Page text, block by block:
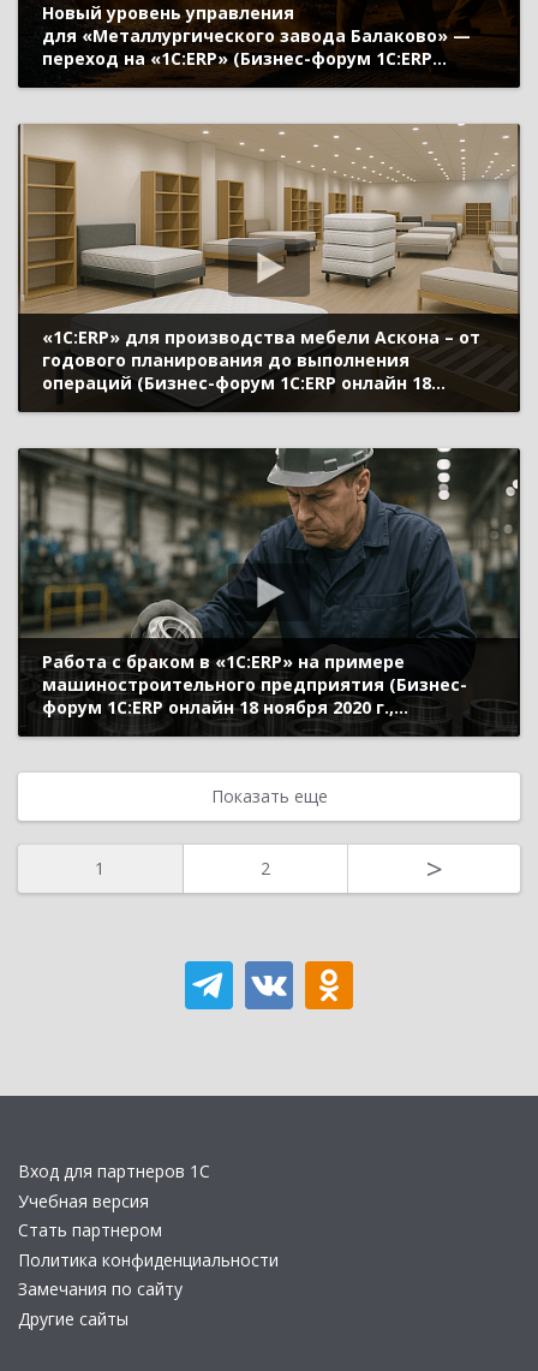
Новый уровень управления
для «Металлургического завода Балаково» —
переход на «1С:ERP» (Бизнес-форум 1С:ERP
онлайн 18 ноября 2020 г., Башлыков Алексей,
«1С:ERP» для производства мебели Аскона – от
годового планирования до выполнения
операций (Бизнес-форум 1С:ERP онлайн 18
ноября 2020 г., Смирнов Олег, «Передовые
Работа с браком в «1С:ERP» на примере
машиностроительного предприятия (Бизнес-
форум 1С:ERP онлайн 18 ноября 2020 г.,
Мироненко Андрей, «1С»)
Показать еще
1 2 >
Вход для партнеров 1С
Учебная версия
Стать партнером
Политика конфиденциальности
Замечания по сайту
Другие сайты